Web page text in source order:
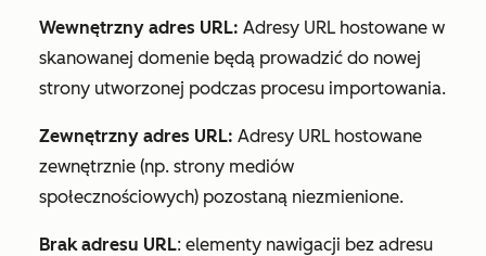
Wewnętrzny adres URL: Adresy URL hostowane w
skanowanej domenie będą prowadzić do nowej
strony utworzonej podczas procesu importowania.
Zewnętrzny adres URL: Adresy URL hostowane
zewnętrznie (np. strony mediów
społecznościowych) pozostaną niezmienione.
Brak adresu URL: elementy nawigacji bez adresu